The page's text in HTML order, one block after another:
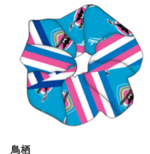
鳥栖